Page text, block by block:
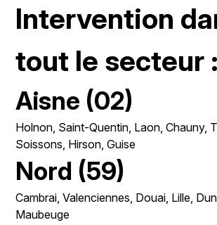
Intervention
tout le secteur :
Aisne (02)
Holnon, Saint-Quentin, Laon, Chauny,
Soissons, Hirson, Guise
Nord (59)
Cambrai, Valenciennes, Douai, Lille,
Maubeuge